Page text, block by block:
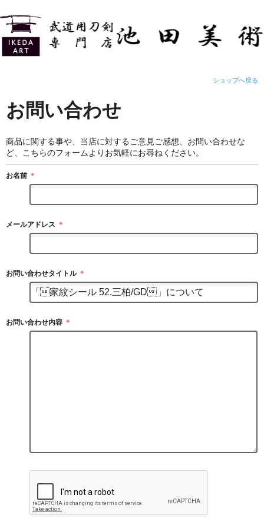
ショップへ戻る
お問い合わせ
商品に関する事や、当店に対するご意見ご感想、お問い合わせな
ど、こちらのフォームよりお気軽にお尋ねください。
お名前 ＊
メールアドレス ＊
お問い合わせタイトル ＊
お問い合わせ内容 ＊